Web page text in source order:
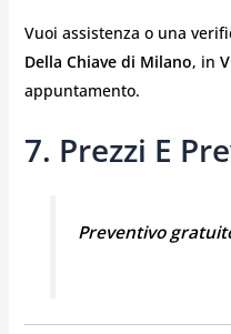
Vuoi assistenza o una
Della Chiave di Milano, in
appuntamento.
7. Prezzi E
Preventivo